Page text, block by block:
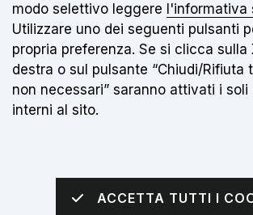
Torna alla home page
sei qui:
Home Cookie Policy
I cookie sono stringhe di testo con
modo selettivo leggere
Utilizzare uno dei seguenti pulsanti
propria preferenza. Se si clicca sulla
destra o sul pulsante “Chiudi/Rifiuta
non necessari” saranno attivati i
interni al sito.
ACCETTA TUTTI I